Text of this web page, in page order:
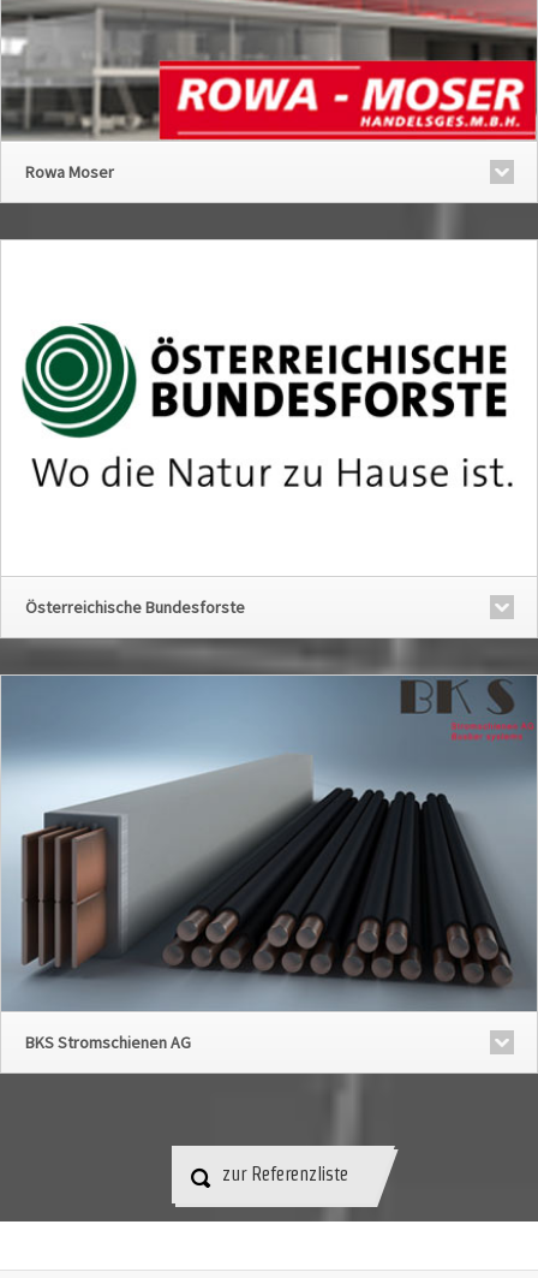
Rowa Moser
Österreichische Bundesforste
BKS Stromschienen AG
zur Referenzliste